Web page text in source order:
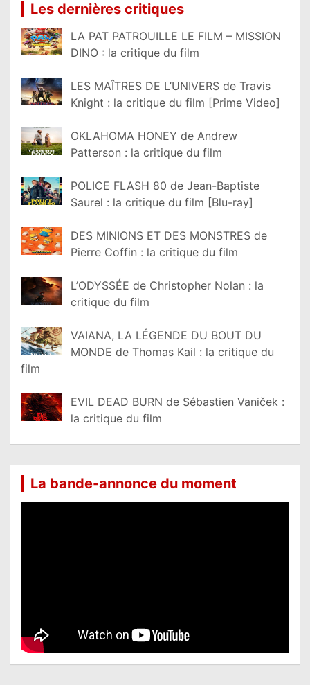
Les dernières critiques
LA PAT PATROUILLE LE FILM – MISSION
DINO : la critique du film
LES MAÎTRES DE L’UNIVERS de Travis
Knight : la critique du film [Prime Video]
OKLAHOMA HONEY de Andrew
Patterson : la critique du film
POLICE FLASH 80 de Jean-Baptiste
Saurel : la critique du film [Blu-ray]
DES MINIONS ET DES MONSTRES de
Pierre Coffin : la critique du film
L’ODYSSÉE de Christopher Nolan : la
critique du film
VAIANA, LA LÉGENDE DU BOUT DU
MONDE de Thomas Kail : la critique du
film
EVIL DEAD BURN de Sébastien Vaniček :
la critique du film
La bande-annonce du moment